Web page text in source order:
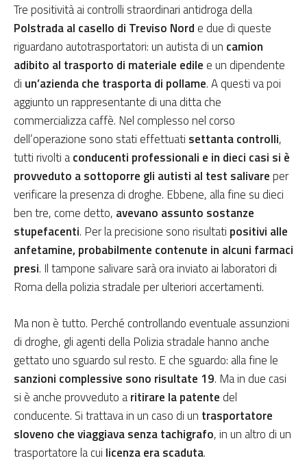
Tre positività ai controlli straordinari antidroga della
Polstrada al casello di Treviso Nord e due di queste
riguardano autotrasportatori: un autista di un camion
adibito al trasporto di materiale edile e un dipendente
di un’azienda che trasporta di pollame. A questi va poi
aggiunto un rappresentante di una ditta che
commercializza caffè. Nel complesso nel corso
dell’operazione sono stati effettuati settanta controlli,
tutti rivolti aconducenti professionali e in dieci casi si è
provveduto a sottoporre gli autisti al test salivareper
verificare la presenza di droghe. Ebbene, alla fine su dieci
ben tre, come detto, avevano assunto sostanze
stupefacenti. Per la precisione sono risultati positivi alle
anfetamine, probabilmente contenute in alcuni farmaci
presi. Il tampone salivare sarà ora inviato ai laboratori di
Roma della polizia stradale per ulteriori accertamenti.
Ma non è tutto. Perché controllando eventuale assunzioni
di droghe, gli agenti della Polizia stradale hanno anche
gettato uno sguardo sul resto. E che sguardo: alla fine le
sanzioni complessive sono risultate 19. Ma in due casi
si è anche provveduto aritirare la patente del
conducente. Si trattava in un caso di un trasportatore
sloveno che viaggiava senza tachigrafo, in un altro di un
trasportatore la cui licenza era scaduta.